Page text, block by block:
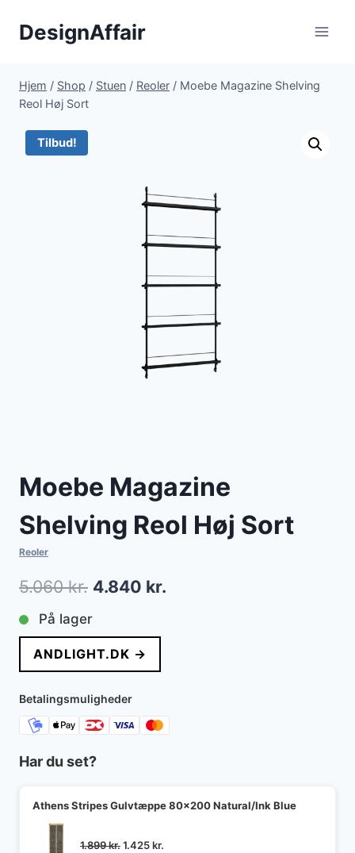
DesignAffair
Hjem / Shop / Stuen / Reoler / Moebe Magazine Shelving
Reol Høj Sort
Tilbud!
Moebe Magazine
Shelving Reol Høj Sort
Reoler
5.060kr. Den
oprindelige
pris
var:
5.060 kr..
4.840 kr.
På lager
ANDLIGHT.DK →
Betalingsmuligheder
Har du set?
Athens Stripes Gulvtæppe 80x200 Natural/Ink Blue
1.899kr.Den
1.425kr.